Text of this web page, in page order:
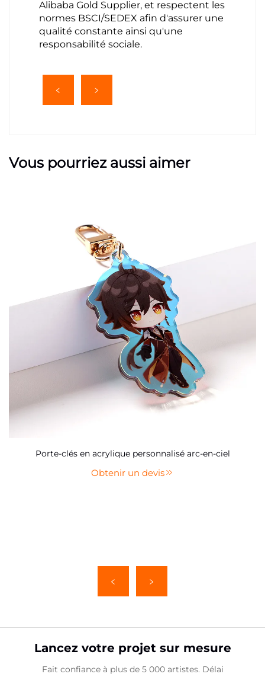
Alibaba Gold Supplier, et respectent les
normes BSCI/SEDEX afin d'assurer une
qualité constante ainsi qu'une
responsabilité sociale.
Vous pourriez aussi aimer
Porte-clés en acrylique personnalisé arc-en-ciel
Obtenir un devis
Lancez votre projet sur mesure
Fait confiance à plus de 5 000 artistes. Délai